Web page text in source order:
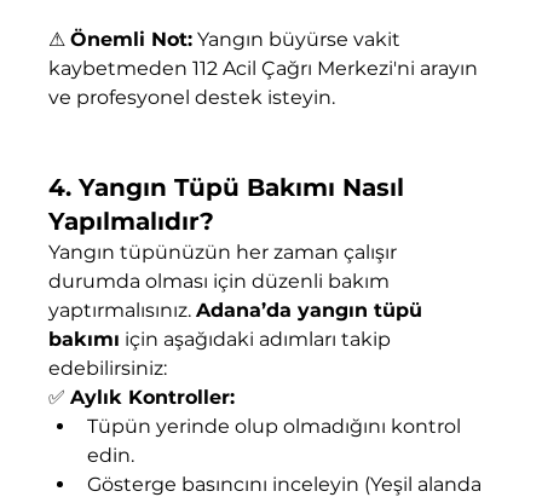
⚠ Önemli Not: Yangın büyürse vakit
kaybetmeden 112 Acil Çağrı Merkezi'ni arayın
ve profesyonel destek isteyin.
4. Yangın Tüpü Bakımı Nasıl
Yapılmalıdır?
Yangın tüpünüzün her zaman çalışır
durumda olması için düzenli bakım
yaptırmalısınız. Adana’da yangın tüpü
bakımı için aşağıdaki adımları takip
edebilirsiniz:
✅ Aylık Kontroller:
Tüpün yerinde olup olmadığını kontrol
edin.
Gösterge basıncını inceleyin (Yeşil alanda